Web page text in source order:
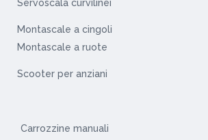
Servoscala curvilinei
Montascale a cingoli
Montascale a ruote
Scooter per anziani
Carrozzine manuali